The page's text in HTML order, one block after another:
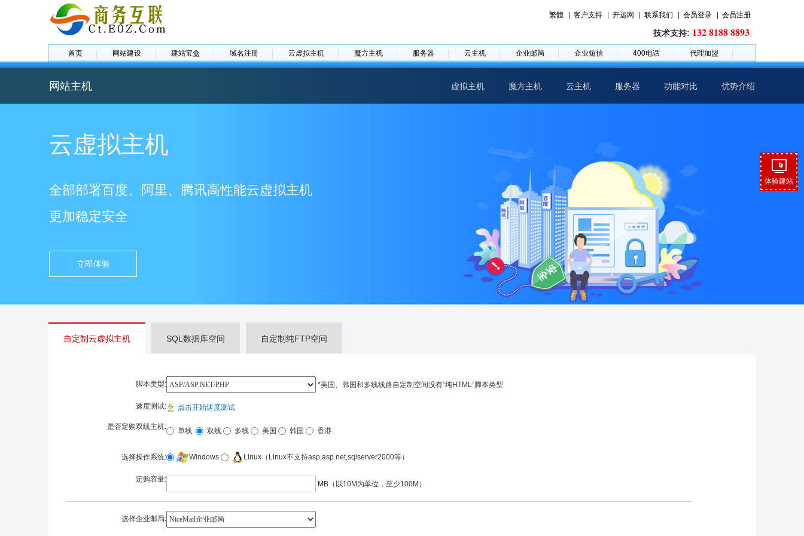
繁體 客户支持 开运网 联系我们 会员登录 会员注册
技术支持: 132 8188 8893
首页 网站建设 建站宝盒 域名注册 云虚拟主机 魔方主机 服务器 云主机 企业邮局 企业短信 400电话 代理加盟
网站主机 优势介绍
功能对比
服务器
云主机
魔方主机
虚拟主机
云虚拟主机
全部部署百度、阿里、腾讯高性能云虚拟主机
更加稳定安全
立即体验
自定制云虚拟主机 SQL数据库空间 自定制纯FTP空间
脚本类型: *美国、韩国和多线线路自定制空间没有“纯HTML”脚本类型
速度测试: 点击开始速度测试
是否定购双线主机: 单线 双线 多线 美国 韩国 香港
选择操作系统: Windows Linux（Linux不支持asp,asp.net,sqlserver2000等）
定购容量:
MB（以10M为单位，至少100M）
选择企业邮局:
体验建站